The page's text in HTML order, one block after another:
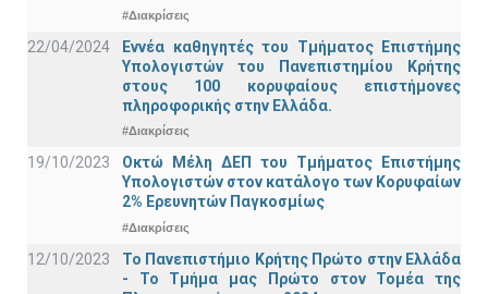
#Διακρίσεις
22/04/2024
Εννέα καθηγητές του Τμήματος Επιστήμης
Υπολογιστών του Πανεπιστημίου Κρήτης
στους 100 κορυφαίους επιστήμονες
πληροφορικής στην Ελλάδα.
#Διακρίσεις
19/10/2023
Οκτώ Μέλη ΔΕΠ του Τμήματος Επιστήμης
Υπολογιστών στον κατάλογο των Κορυφαίων
2% Ερευνητών Παγκοσμίως
#Διακρίσεις
12/10/2023
Το Πανεπιστήμιο Κρήτης Πρώτο στην Ελλάδα
- Το Τμήμα μας Πρώτο στον Τομέα της